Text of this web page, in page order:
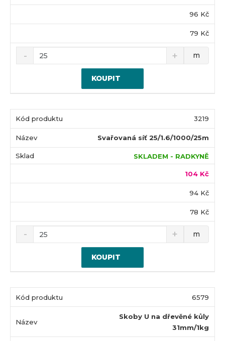
96 Kč
79 Kč
m
KOUPIT
3219
Svařovaná síť 25/1.6/1000/25m
SKLADEM - RADKYNĚ
104 Kč
94 Kč
78 Kč
m
KOUPIT
6579
Skoby U na dřevěné kůly
31mm/1kg